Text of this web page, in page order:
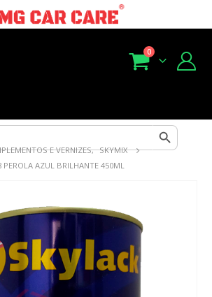
Search Button
0
E VERNIZES, SKYMIX
AZUL BRILHANTE 450ML